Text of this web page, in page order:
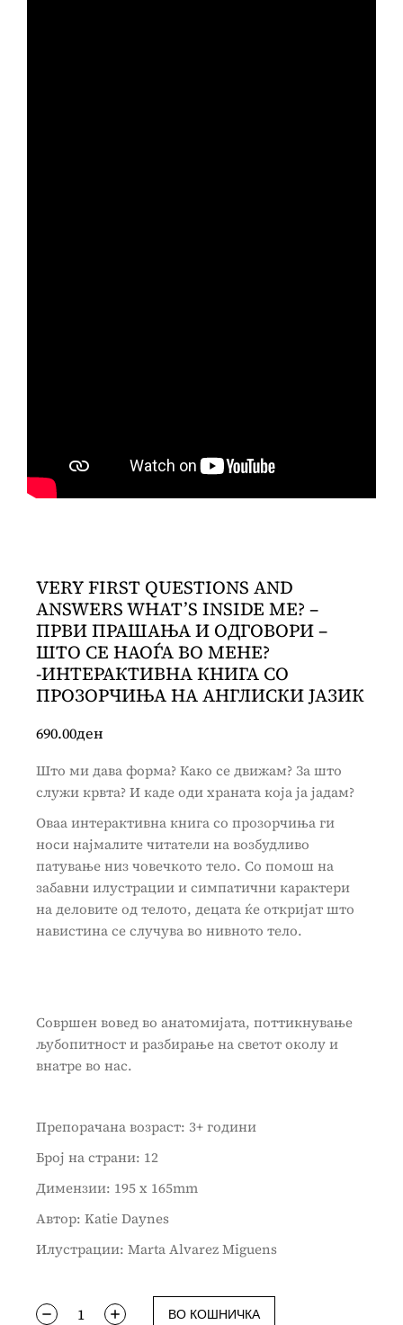
VERY FIRST QUESTIONS AND
ANSWERS WHAT’S INSIDE ME? –
ПРВИ ПРАШАЊА И ОДГОВОРИ –
ШТО СЕ НАОЃА ВО МЕНЕ?
-ИНТЕРАКТИВНА КНИГА СО
ПРОЗОРЧИЊА НА АНГЛИСКИ ЈАЗИК
690.00ден
Што ми дава форма? Како се движам? За што
служи крвта? И каде оди храната која ја јадам?
Оваа интерактивна книга со прозорчиња ги
носи најмалите читатели на возбудливо
патување низ човечкото тело. Со помош на
забавни илустрации и симпатични карактери
на деловите од телото, децата ќе откријат што
навистина се случува во нивното тело.
Совршен вовед во анатомијата, поттикнување
љубопитност и разбирање на светот околу и
внатре во нас.
Препорачана возраст: 3+ години
Број на страни: 12
Димензии: 195 x 165mm
Aвтор: Katie Daynes
Илустрaции: Marta Alvarez Miguens
ВО КОШНИЧКА